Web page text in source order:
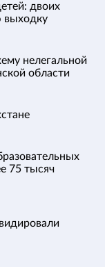
двоих
выходку
нелегальной
области
75 тысяч